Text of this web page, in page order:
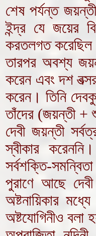
শেষ পর্যন্ত
ইন্দ্র যে জয়ের
করতলগত
তারপর অবশ্য
করেন এবং দশ
করেন। তিনি
তাঁদের (জয়ন্তী +
দেবী জয়ন্তী
স্বীকার
সর্বশক্তি-
পুরাণে আছে
অষ্টনায়িকার
অষ্টযোগিনীও বলা